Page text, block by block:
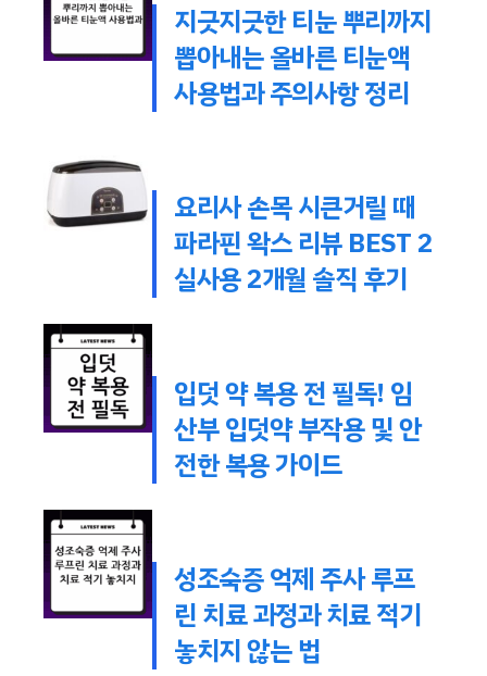
지긋지긋한 티눈 뿌리까지
뽑아내는 올바른 티눈액
사용법과 주의사항 정리
요리사 손목 시큰거릴 때
파라핀 왁스 리뷰 BEST 2
실사용 2개월 솔직 후기
입덧 약 복용 전 필독! 임
산부 입덧약 부작용 및 안
전한 복용 가이드
성조숙증 억제 주사 루프
린 치료 과정과 치료 적기
놓치지 않는 법